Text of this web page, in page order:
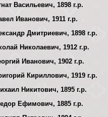
Васильевич, 1898 г.р.
Иванович, 1911 г.р.
Дмитриевич, 1898 г.р.
Николаевич, 1912 г.р.
Иванович, 1902 г.р.
Кириллович, 1919 г.р.
Никитович, 1895 г.р.
Ефимович, 1885 г.р.